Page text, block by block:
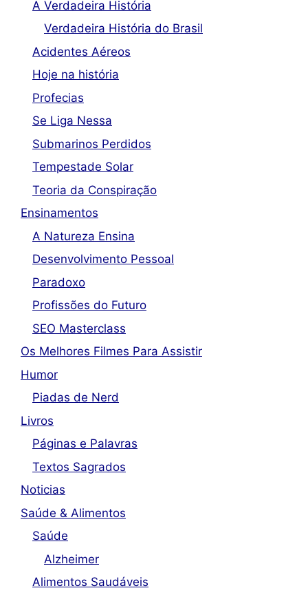
A Verdadeira História
Verdadeira História do Brasil
Acidentes Aéreos
Hoje na história
Profecias
Se Liga Nessa
Submarinos Perdidos
Tempestade Solar
Teoria da Conspiração
Ensinamentos
A Natureza Ensina
Desenvolvimento Pessoal
Paradoxo
Profissões do Futuro
SEO Masterclass
Os Melhores Filmes Para Assistir
Humor
Piadas de Nerd
Livros
Páginas e Palavras
Textos Sagrados
Noticias
Saúde & Alimentos
Saúde
Alzheimer
Alimentos Saudáveis